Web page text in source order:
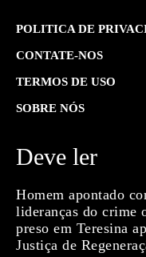
POLITICA DE
CONTATE-NOS
TERMOS DE USO
SOBRE NÓS
Deve ler
Homem apontado
lideranças do crime
preso em Teresina
Justiça de